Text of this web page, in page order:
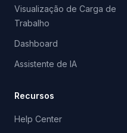
Visualização de Carga de
Trabalho
Dashboard
Assistente de IA
Recursos
Help Center